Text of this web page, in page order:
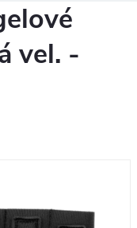
vel. -